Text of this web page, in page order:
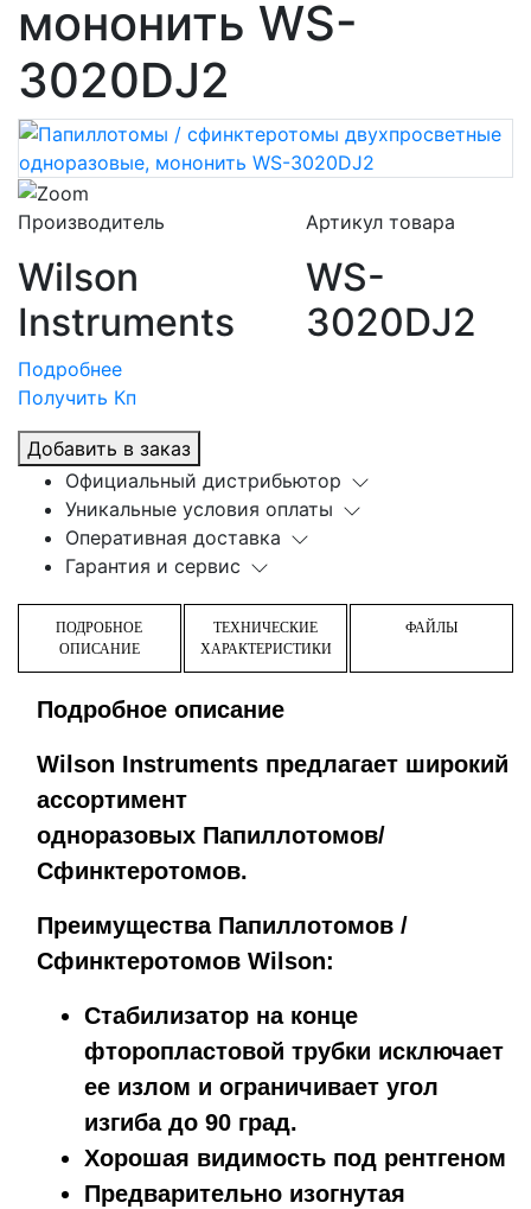
мононить WS-
3020DJ2
Производитель
Wilson
Instruments
Артикул товара
WS-
3020DJ2
Подробнее
Получить Кп
Добавить в заказ
Официальный дистрибьютор
Уникальные условия оплаты
Оперативная доставка
Гарантия и сервис
ПОДРОБНОЕ
ОПИСАНИЕ
ТЕХНИЧЕСКИЕ
ХАРАКТЕРИСТИКИ
ФАЙЛЫ
Подробное описание
Wilson Instruments предлагает широкий
ассортимент
одноразовых Папиллотомов/
Сфинктеротомов.
Преимущества Папиллотомов /
Сфинктеротомов Wilson:
Стабилизатор на конце
фторопластовой трубки исключает
ее излом и ограничивает угол
изгиба до 90 град.
Хорошая видимость под рентгеном
Предварительно изогнутая